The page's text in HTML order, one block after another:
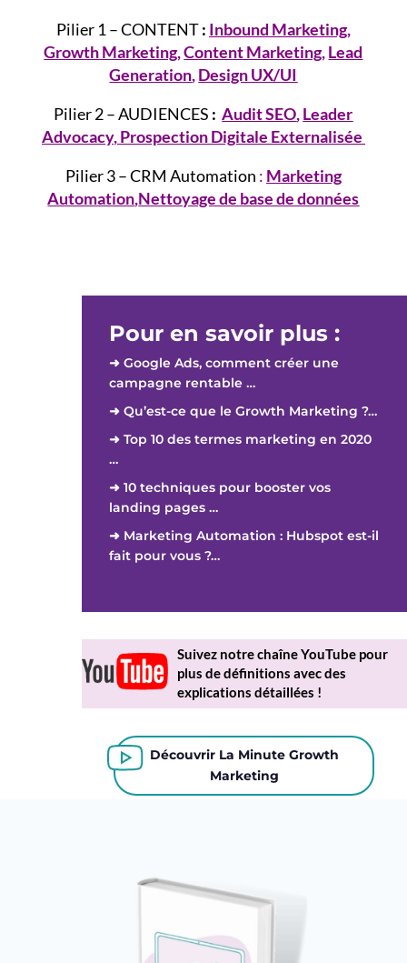
Pilier 1 – CONTENT: Inbound Marketing,
GrowthMarketing,Content Marketing,Lead
Generation,Design UX/UI
Pilier 2 – AUDIENCES :Audit SEO,Leader
Advocacy,Prospection Digitale Externalisée
Pilier 3 – CRM Automation : Marketing
Automation,Nettoyage de base de données
Pour en savoir plus :
➜ Google Ads, comment créer une
campagne rentable …
➜ Qu’est-ce que le Growth Marketing ?…
➜ Top 10 des termes marketing en 2020
…
➜ 10 techniques pour booster vos
landing pages …
➜ Marketing Automation : Hubspot est-il
fait pour vous ?…
Suivez notre chaîne YouTube pour
plus de définitions avec des
explications détaillées !
Découvrir La Minute Growth
Marketing